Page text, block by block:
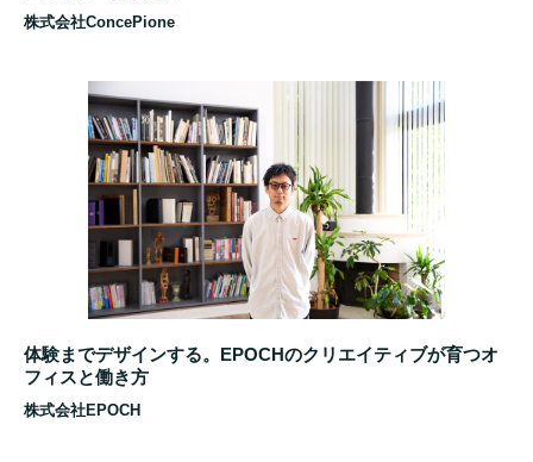
株式会社ConcePione
体験までデザインする。EPOCHのクリエイティブが育つオ
フィスと働き方
株式会社EPOCH